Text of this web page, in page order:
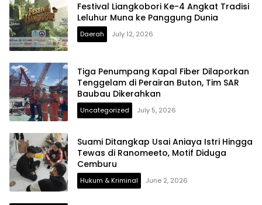
Festival Liangkobori Ke-4 Angkat Tradisi
Leluhur Muna ke Panggung Dunia
Daerah July 12, 2026
Tiga Penumpang Kapal Fiber Dilaporkan
Tenggelam di Perairan Buton, Tim SAR
Baubau Dikerahkan
Uncategorized July 5, 2026
Suami Ditangkap Usai Aniaya Istri Hingga
Tewas di Ranomeeto, Motif Diduga
Cemburu
Hukum & Kriminal June 2, 2026